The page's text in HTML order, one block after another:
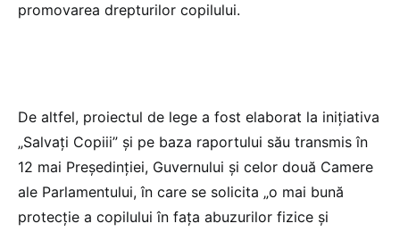
promovarea drepturilor copilului.
De altfel, proiectul de lege a fost elaborat la iniţiativa
„Salvaţi Copiii” şi pe baza raportului său transmis în
12 mai Preşedinţiei, Guvernului şi celor două Camere
ale Parlamentului, în care se solicita „o mai bună
protecţie a copilului în faţa abuzurilor fizice şi